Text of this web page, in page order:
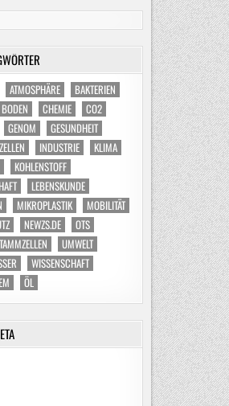
ATMOSPHÄRE
BAKTERIEN
BODEN CHEMIE
CO2
GENOM
GESUNDHEIT
INDUSTRIE
KLIMA
KOHLENSTOFF
LEBENSKUNDE
MIKROPLASTIK
MOBILITÄT
NEWZS.DE
OTS
UMWELT
WISSENSCHAFT
ÖL